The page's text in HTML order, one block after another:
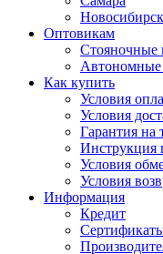
Новосибирск
Оптовикам
Автономные
Как купить
Условия
Условия
Гарантия на
Инструкция
Условия
Условия
Информация
Кредит